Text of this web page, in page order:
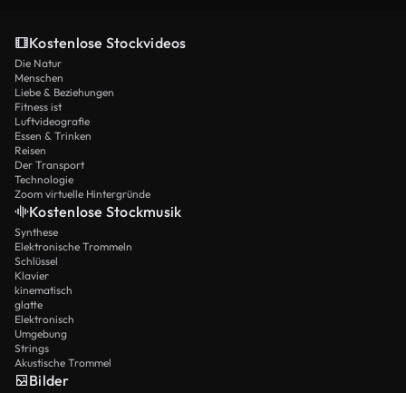
Kostenlose Stockvideos
Die Natur
Menschen
Liebe & Beziehungen
Fitness ist
Luftvideografie
Essen & Trinken
Reisen
Der Transport
Technologie
Zoom virtuelle Hintergründe
Kostenlose Stockmusik
Synthese
Elektronische Trommeln
Schlüssel
Klavier
kinematisch
glatte
Elektronisch
Umgebung
Strings
Akustische Trommel
Bilder